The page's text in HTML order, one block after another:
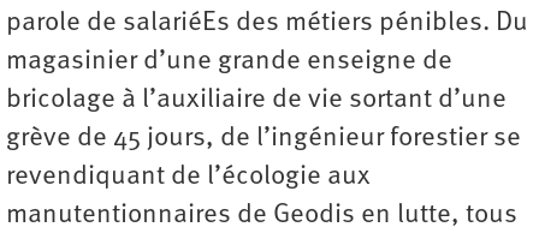
parole de salariéEs des métiers pénibles. Du
magasinier d’une grande enseigne de
bricolage à l’auxiliaire de vie sortant d’une
grève de 45 jours, de l’ingénieur forestier se
revendiquant de l’écologie aux
manutentionnaires de Geodis en lutte, tous